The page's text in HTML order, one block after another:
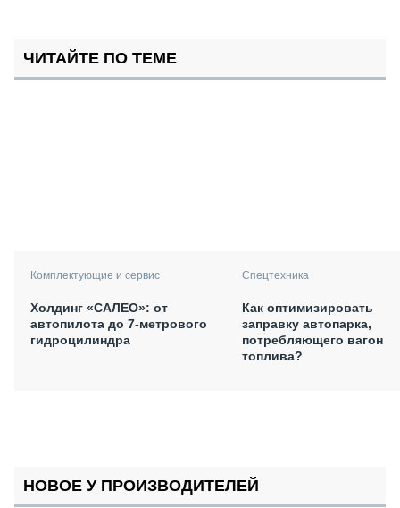
ЧИТАЙТЕ ПО ТЕМЕ
Комплектующие и сервис
Холдинг «САЛЕО»: от
автопилота до 7-метрового
гидроцилиндра
Спецтехника
Как оптимизировать
заправку автопарка,
потребляющего вагон
топлива?
НОВОЕ У ПРОИЗВОДИТЕЛЕЙ